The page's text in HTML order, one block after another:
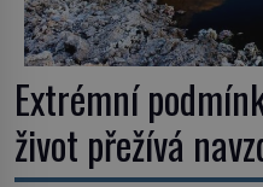
Extrémní
život přežívá